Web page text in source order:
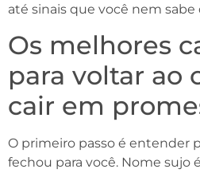
até sinais que você nem
Os melhores
para voltar ao
cair em
O primeiro passo é entender
fechou para você. Nome sujo